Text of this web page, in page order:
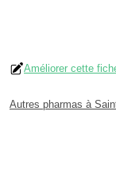
Améliorer cette
Autres pharmas à